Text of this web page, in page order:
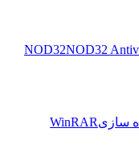
NOD32
سازیWinRAR